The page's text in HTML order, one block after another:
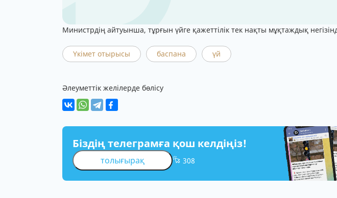
Министрдің айтуынша, тұрғын үйге қажеттілік тек нақты мұқтаждық
Үкімет отырысы баспана үй
Әлеуметтік желілерде бөлісу
Біздің телеграмға қош келдіңіз!
толығырақ 308